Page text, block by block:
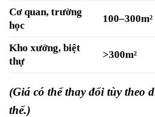
Cơ quan, trường
học
100–300m²
Kho xưởng, biệt
thự
>300m²
(Giá có thể thay đổi tùy theo
thể.)